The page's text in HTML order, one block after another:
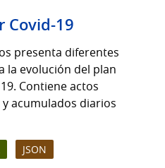
Covid-19
presenta diferentes
la evolución del plan
Contiene actos
acumulados diarios
JSON